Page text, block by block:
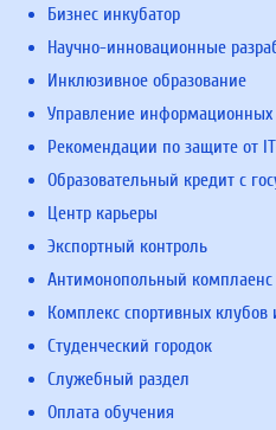
Бизнес инкубатор
Научно-инновационные
Инклюзивное образование
Управление информационных
Рекомендации по защите от
Образовательный кредит с
Центр карьеры
Экспортный контроль
Антимонопольный комплаенс
Комплекс спортивных клубов
Студенческий городок
Служебный раздел
Оплата обучения